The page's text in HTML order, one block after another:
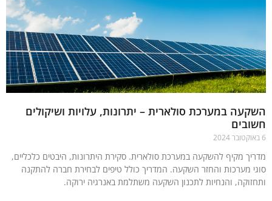
במערכת סולארית – יתרונות, עלויות ושיקולים
מקיף להשקעה במערכת סולארית. סקירת היתרונות, היבטים כלכליים,
מערכות והחזר השקעה. המדריך כולל טיפים לבחירת חברה להתקנה
והנחיות לתכנון השקעה משתלמת באנרגיה ירוקה.